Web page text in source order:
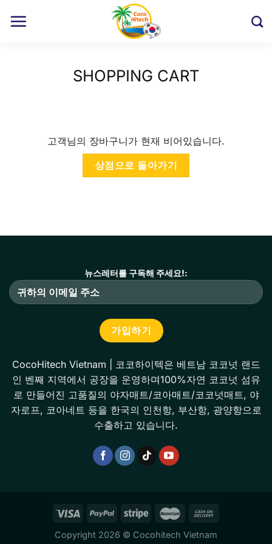
SHOPPING CART
고객님의 장바구니가 현재 비어있습니다.
상점으로 돌아가기
뉴스레터를 구독해 주세요!:
CocoHitech Vietnam | 코코하이텍은 베트남 코코넛 랜드
인 벤째 지역에서 공장을 운영하며100%자연 코코넛 섬유
로 만들어진 고품질의 야자매트/코아매트/코코넛매트, 야
자로프, 코아네트 등을 한국의 인천항, 부산항, 광양항으로
수출하고 있습니다.
Copyright 2026 © Cocohitech Vietnam